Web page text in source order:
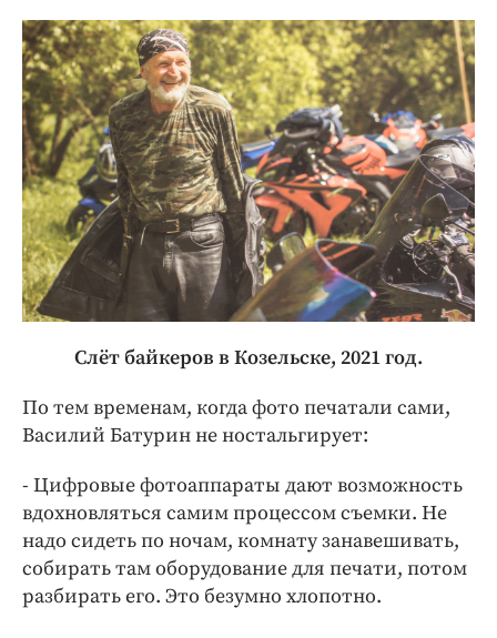
Слёт байкеров в Козельске, 2021 год.
По тем временам, когда фото печатали сами,
Василий Батурин не ностальгирует:
- Цифровые фотоаппараты дают возможность
вдохновляться самим процессом съемки. Не
надо сидеть по ночам, комнату занавешивать,
собирать там оборудование для печати, потом
разбирать его. Это безумно хлопотно.